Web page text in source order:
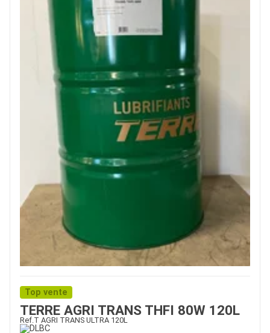
Top vente
TERRE AGRI TRANS THFI 80W 120L
Ref. T AGRI TRANS ULTRA 120L